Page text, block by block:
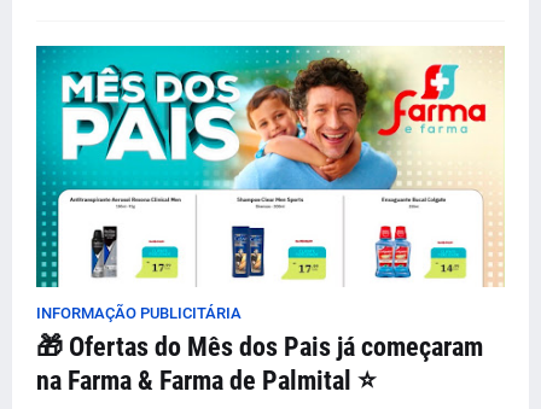
INFORMAÇÃO PUBLICITÁRIA
🎁 Ofertas do Mês dos Pais já começaram
na Farma & Farma de Palmital ⭐